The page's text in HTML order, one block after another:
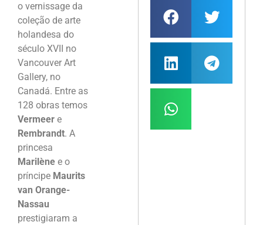
o vernissage da
coleção de arte
holandesa do
século XVII no
Vancouver Art
Gallery, no
Canadá. Entre as
128 obras temos
Vermeer e
Rembrandt. A
princesa
Marilène e o
príncipe Maurits
van Orange-
Nassau
prestigiaram a